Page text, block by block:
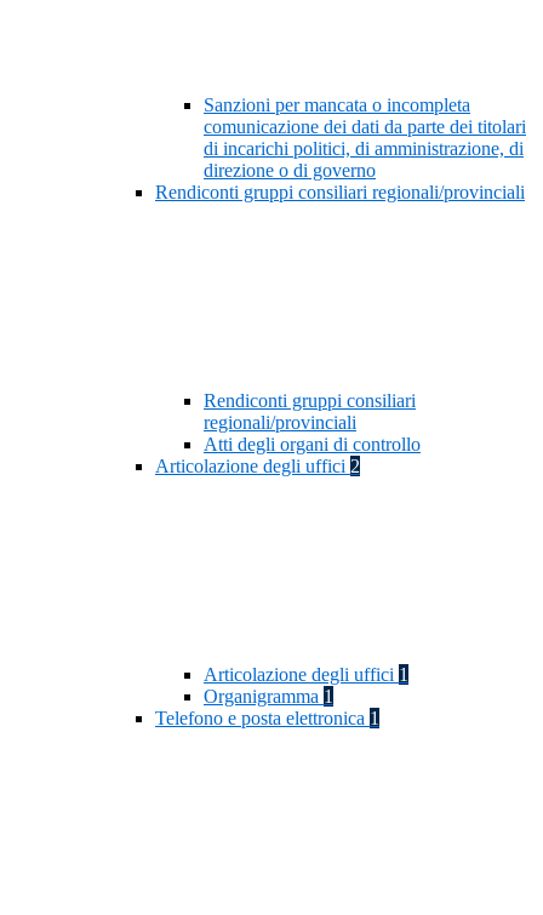
Sanzioni per mancata o incompleta
comunicazione dei dati da parte dei titolari
di incarichi politici, di amministrazione, di
direzione o di governo
Rendiconti gruppi consiliari regionali/provinciali
Rendiconti gruppi consiliari
regionali/provinciali
Atti degli organi di controllo
Articolazione degli uffici 2
Articolazione degli uffici 1
Organigramma 1
Telefono e posta elettronica 1